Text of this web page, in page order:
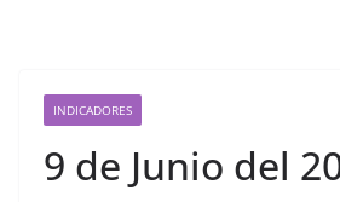
INDICADORES
9 de Junio del